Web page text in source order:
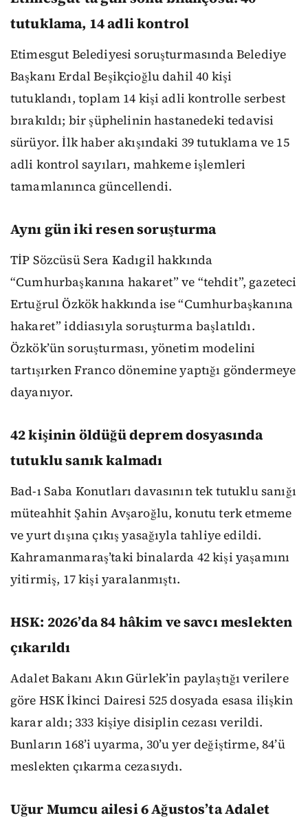
tutuklama, 14 adli kontrol
Etimesgut Belediyesi soruşturmasında Belediye
Başkanı Erdal Beşikçioğlu dahil 40 kişi
tutuklandı, toplam 14 kişi adli kontrolle serbest
bırakıldı; bir şüphelinin hastanedeki tedavisi
sürüyor. İlk haber akışındaki 39 tutuklama ve 15
adli kontrol sayıları, mahkeme işlemleri
tamamlanınca güncellendi.
Aynı gün iki resen soruşturma
TİP Sözcüsü Sera Kadıgil hakkında
“Cumhurbaşkanına hakaret” ve “tehdit”, gazeteci
Ertuğrul Özkök hakkında ise “Cumhurbaşkanına
hakaret” iddiasıyla soruşturma başlatıldı.
Özkök’ün soruşturması, yönetim modelini
tartışırken Franco dönemine yaptığı göndermeye
dayanıyor.
42 kişinin öldüğü deprem dosyasında
tutuklu sanık kalmadı
Bad-ı Saba Konutları davasının tek tutuklu sanığı
müteahhit Şahin Avşaroğlu, konutu terk etmeme
ve yurt dışına çıkış yasağıyla tahliye edildi.
Kahramanmaraş’taki binalarda 42 kişi yaşamını
yitirmiş, 17 kişi yaralanmıştı.
HSK: 2026’da 84 hâkim ve savcı meslekten
çıkarıldı
Adalet Bakanı Akın Gürlek’in paylaştığı verilere
göre HSK İkinci Dairesi 525 dosyada esasa ilişkin
karar aldı; 333 kişiye disiplin cezası verildi.
Bunların 168’i uyarma, 30’u yer değiştirme, 84’ü
meslekten çıkarma cezasıydı.
Uğur Mumcu ailesi 6 Ağustos’ta Adalet